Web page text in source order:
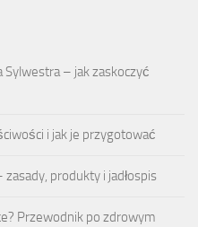
Sylwestra – jak zaskoczyć
i jak je przygotować
produkty i jadłospis
Przewodnik po zdrowym